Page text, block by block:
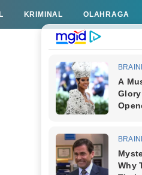
KRIMINAL OLAHRAGA